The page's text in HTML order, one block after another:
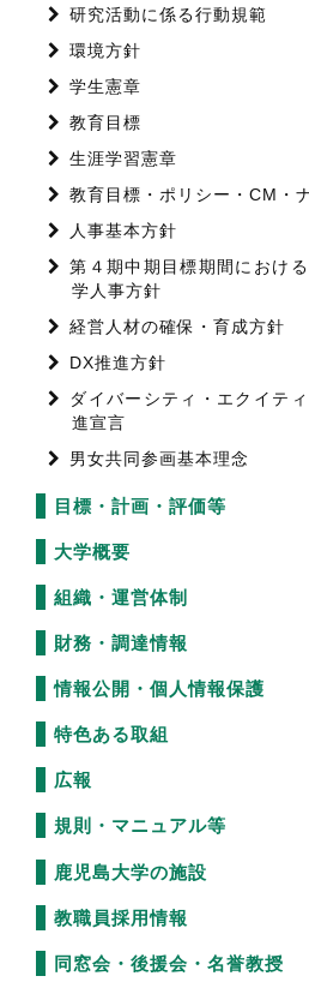
研究活動に係る行動規範
環境方針
学生憲章
教育目標
生涯学習憲章
教育目標・ポリシー・CM・
人事基本方針
第４期中期目標期間におけ
学人事方針
経営人材の確保・育成方針
DX推進方針
ダイバーシティ・エクイテ
進宣言
男女共同参画基本理念
目標・計画・評価等
大学概要
組織・運営体制
財務・調達情報
情報公開・個人情報保護
特色ある取組
広報
規則・マニュアル等
鹿児島大学の施設
教職員採用情報
同窓会・後援会・名誉教授